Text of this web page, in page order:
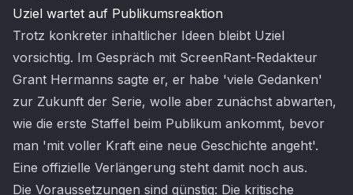
Uziel wartet auf Publikumsreaktion
Trotz konkreter inhaltlicher Ideen bleibt Uziel
vorsichtig. Im Gespräch mit ScreenRant-Redakteur
Grant Hermanns sagte er, er habe 'viele Gedanken'
zur Zukunft der Serie, wolle aber zunächst abwarten,
wie die erste Staffel beim Publikum ankommt, bevor
man 'mit voller Kraft eine neue Geschichte angeht'.
Eine offizielle Verlängerung steht damit noch aus.
Die Voraussetzungen sind günstig: Die kritische